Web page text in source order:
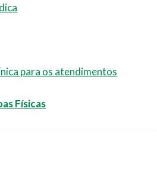
para os atendimentos
Físicas